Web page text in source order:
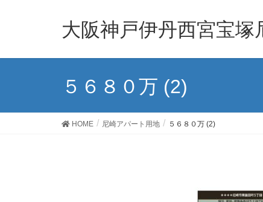
大阪神戸伊丹西宮宝
５６８０万 (2)
HOME 尼崎アパート用地 ５６８０万 (2)